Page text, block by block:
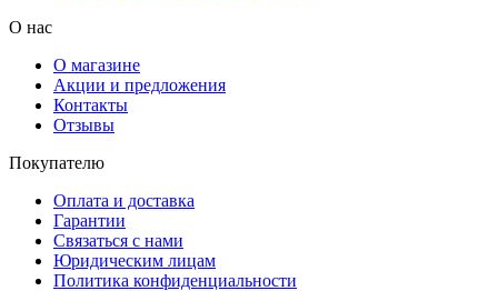
О нас
О магазине
Акции и предложения
Контакты
Отзывы
Покупателю
Оплата и доставка
Гарантии
Связаться с нами
Юридическим лицам
Политика конфиденциальности